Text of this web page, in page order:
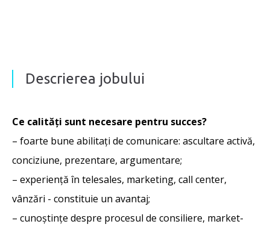
Descrierea jobului
Ce calități sunt necesare pentru succes?
– foarte bune abilitați de comunicare: ascultare activă,
conciziune, prezentare, argumentare;
– experienţă în telesales, marketing, call center,
vânzări - constituie un avantaj;
– cunoștințe despre procesul de consiliere, market-